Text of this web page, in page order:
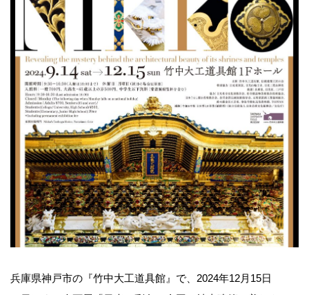
兵庫県神戸市の『竹中大工道具館』で、2024年12月15日